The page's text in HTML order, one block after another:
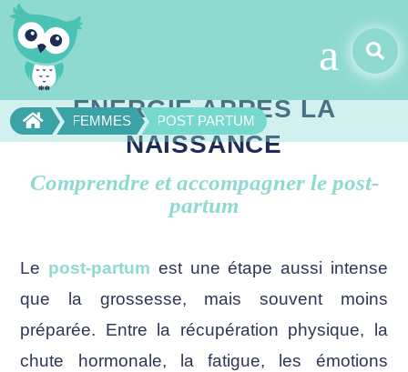
a 
 FEMMES POST PARTUM
RETROUVER ÉQUILIBRE ET
ÉNERGIE APRÈS LA
NAISSANCE
Comprendre et accompagner le post-
partum
Le post-partum est une étape aussi intense
que la grossesse, mais souvent moins
préparée. Entre la récupération physique, la
chute hormonale, la fatigue, les émotions